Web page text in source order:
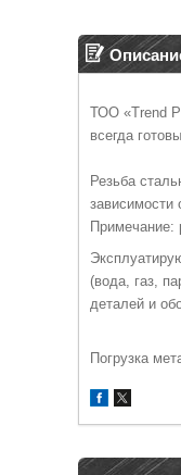
ТОО «Trend
всегда
Резьба
зависимости
Примечание:
(вода, газ,
деталей и
Погрузка